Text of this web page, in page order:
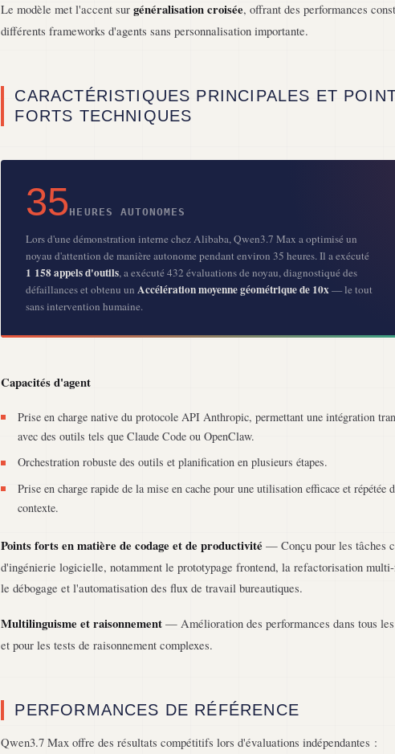
Le modèle met l'accent sur généralisation croisée, offrant des performances
différents frameworks d'agents sans personnalisation importante.
CARACTÉRISTIQUES PRINCIPALES ET
FORTS TECHNIQUES
35HEURES AUTONOMES
Lors d'une démonstration interne chez Alibaba, Qwen3.7 Max a optimisé un
noyau d'attention de manière autonome pendant environ 35 heures. Il a exécuté
1 158 appels d'outils, a exécuté 432 évaluations de noyau, diagnostiqué des
défaillances et obtenu unAccélération moyenne géométrique de 10x— le tout
sans intervention humaine.
Capacités d'agent
Prise en charge native du protocole API Anthropic, permettant une intégration
avec des outils tels que Claude Code ou OpenClaw.
Orchestration robuste des outils et planification en plusieurs étapes.
Prise en charge rapide de la mise en cache pour une utilisation efficace et répétée
contexte.
Points forts en matière de codage et de productivité — Conçu pour les tâches
d'ingénierie logicielle, notamment le prototypage frontend, la refactorisation
le débogage et l'automatisation des flux de travail bureautiques.
Multilinguisme et raisonnement— Amélioration des performances dans tous les
et pour les tests de raisonnement complexes.
PERFORMANCES DE RÉFÉRENCE
Qwen3.7 Max offre des résultats compétitifs lors d'évaluations indépendantes :